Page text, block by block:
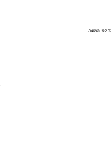
לפי המוצר.